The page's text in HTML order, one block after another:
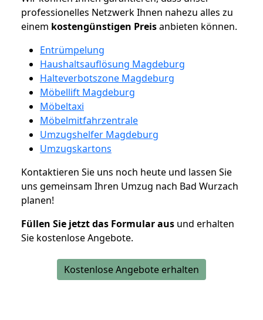
professionelles Netzwerk Ihnen nahezu alles zu
einem kostengünstigen Preisanbieten können.
Entrümpelung
Haushaltsauflösung Magdeburg
Halteverbotszone Magdeburg
Möbellift Magdeburg
Möbeltaxi
Möbelmitfahrzentrale
Umzugshelfer Magdeburg
Umzugskartons
Kontaktieren Sie uns noch heute und lassen Sie
uns gemeinsam Ihren Umzug nach Bad Wurzach
planen!
Füllen Sie jetzt das Formular aus und erhalten
Sie kostenlose Angebote.
Kostenlose Angebote erhalten